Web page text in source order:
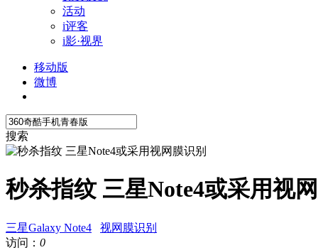
活动
i评客
i影·视界
移动版
微博
搜索
秒杀指纹 三星Note4或采用视
三星Galaxy Note4
视网膜识别
访问： 0